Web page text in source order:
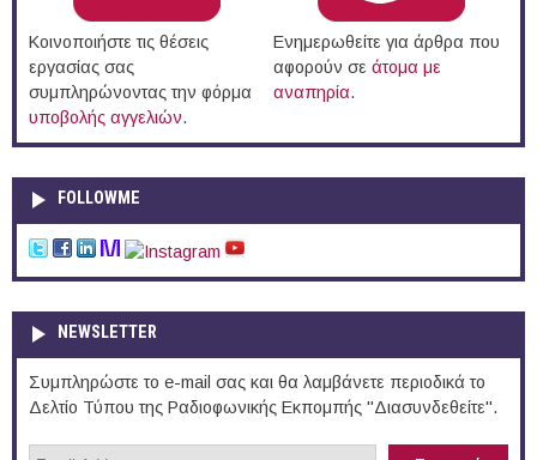
Κοινοποιήστε τις θέσεις
εργασίας σας
συμπληρώνοντας την φόρμα
υποβολής αγγελιών.
Ενημερωθείτε για άρθρα που
αφορούν σε άτομα με
αναπηρία.
FOLLOWME
NEWSLETTER
Συμπληρώστε το e-mail σας και θα λαμβάνετε περιοδικά το
Δελτίο Τύπου της Ραδιοφωνικής Εκπομπής "Διασυνδεθείτε".